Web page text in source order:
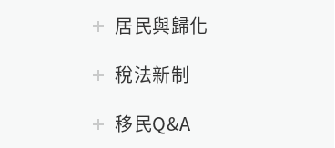
居民與歸化
稅法新制
移民Q&A